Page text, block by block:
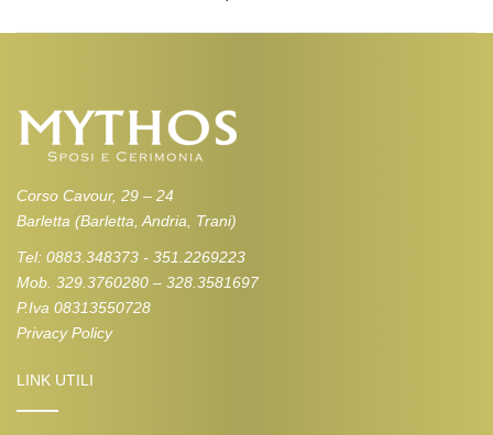
Corso Cavour, 29 – 24
Barletta (Barletta, Andria, Trani)
Tel: 0883.348373 - 351.2269223
Mob. 329.3760280 – 328.3581697
P.Iva 08313550728
Privacy Policy
LINK UTILI